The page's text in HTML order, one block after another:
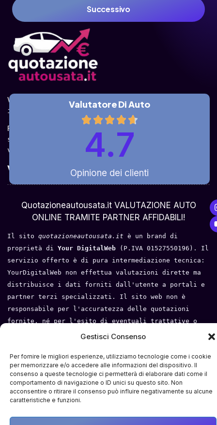
Gestisci Consenso
Per fornire le migliori esperienze, utilizziamo tecnologie come i cookie
per memorizzare e/o accedere alle informazioni del dispositivo. Il
consenso a queste tecnologie ci permetterà di elaborare dati come il
comportamento di navigazione o ID unici su questo sito. Non
acconsentire o ritirare il consenso può influire negativamente su alcune
caratteristiche e funzioni.
Successivo
Valuta la tua auto online, gratis e in pochi
istanti.
Ricevi la quotazione dai vari partner e potrai
sceglierla come venderla in modo sicuro,
veloce e rapido!
Valuta Per Modello
Valutatore Di Auto
Opinione dei clienti
4.7
Quotazioneautousata.it VALUTAZIONE AUTO
ONLINE TRAMITE PARTNER AFFIDABILI!
Il sito quotazioneautousata.it è un brand di
proprietà di Your DigitalWeb
(P.IVA 01527550196). Il
servizio offerto è di pura intermediazione tecnica:
YourDigitalWeb non effettua valutazioni dirette ma
distribuisce i dati forniti dall'utente a portali e
partner terzi specializzati. Il sito web non è
responsabile per l'accuratezza delle quotazioni
fornite, né per l'esito di eventuali trattative o
compravendite tra l'utente e i terzi. Tutti i loghi
Privacy Policy - Cookie Policy - Condizioni del
servizio - Mappa del sito